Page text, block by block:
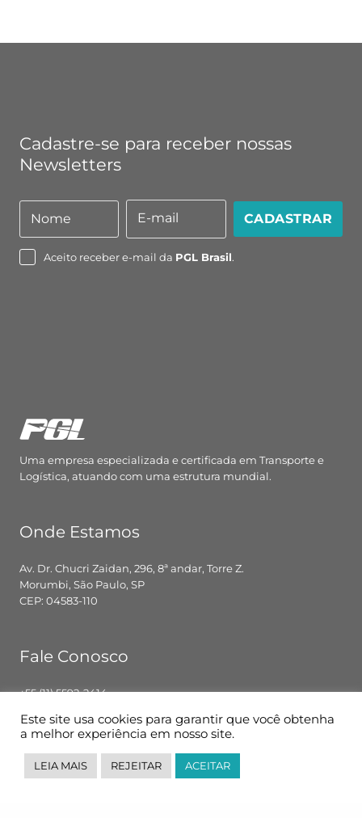
Cadastre-se para receber nossas
Newsletters
Nome
Nome
mail
E-mail CADASTRAR
Aceito receber e-mail da PGL Brasil.
Uma empresa especializada e certificada em Transporte e
Logística, atuando com uma estrutura mundial.
Onde Estamos
Av. Dr. Chucri Zaidan, 296, 8ª andar, Torre Z.
Morumbi, São Paulo, SP
CEP: 04583-110
Fale Conosco
+55 (11) 5592-2414
Segunda – Sexta: 8h00 – 18h00
Siga-nos
Este site usa cookies para garantir que você obtenha
a melhor experiência em nosso site.
LEIA MAIS REJEITAR ACEITAR